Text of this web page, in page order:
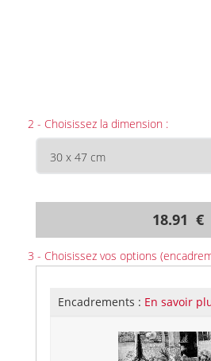
2 - Choisissez la dimension :
18.91 €
3 - Choisissez vos options
Encadrements : En savoir